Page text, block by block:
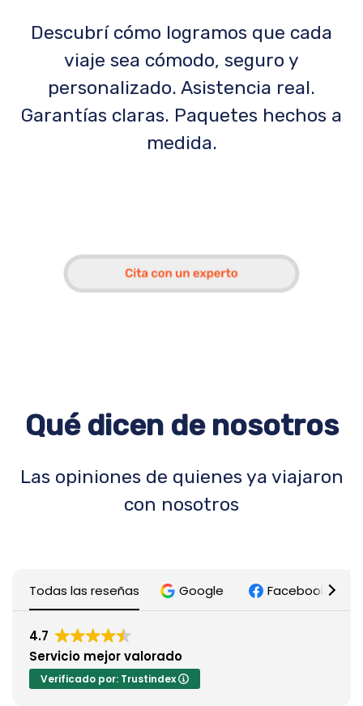
Descubrí cómo logramos que cada
viaje sea cómodo, seguro y
personalizado. Asistencia real.
Garantías claras. Paquetes hechos a
medida.
Qué dicen de nosotros
Las opiniones de quienes ya viajaron
con nosotros